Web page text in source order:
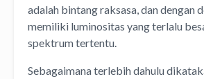
adalah bintang raksasa, dan dengan
memiliki luminositas yang terlalu
spektrum tertentu.
Sebagaimana terlebih dahulu